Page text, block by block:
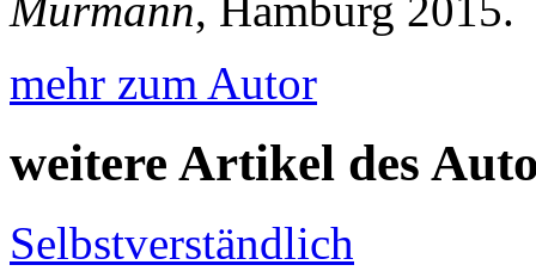
Murmann, Hamburg 2015.
mehr zum Autor
weitere Artikel des
Selbstverständlich